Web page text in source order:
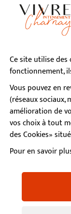
Lundi,
Politiques de
Ce site utilise des
fonctionnement,
Vous pouvez en
(réseaux sociaux,
amélioration de
vos choix à tout
des Cookies»
Pour en savoir